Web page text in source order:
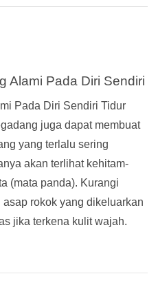
Alami Pada Diri Sendiri
Pada Diri Sendiri Tidur
juga dapat membuat
yang terlalu sering
akan terlihat kehitam-
(mata panda). Kurangi
rokok yang dikeluarkan
jika terkena kulit wajah.